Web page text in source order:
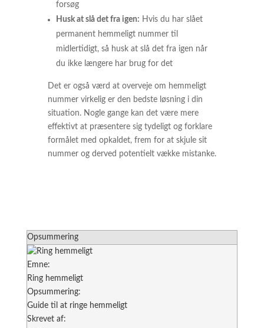
forsøg
Husk at slå det fra igen: Hvis du har slået
permanent hemmeligt nummer til
midlertidigt, så husk at slå det fra igen når
du ikke længere har brug for det
Det er også værd at overveje om hemmeligt
nummer virkelig er den bedste løsning i din
situation. Nogle gange kan det være mere
effektivt at præsentere sig tydeligt og forklare
formålet med opkaldet, frem for at skjule sit
nummer og derved potentielt vække mistanke.
Opsummering
Emne:
Ring hemmeligt
Opsummering:
Guide til at ringe hemmeligt
Skrevet af: